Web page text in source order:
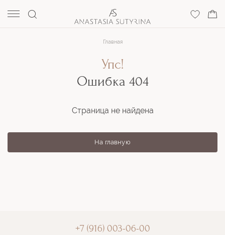
Главная
Упс!
Ошибка 404
Страница не найдена
На главную
+7 (916) 003-06-00